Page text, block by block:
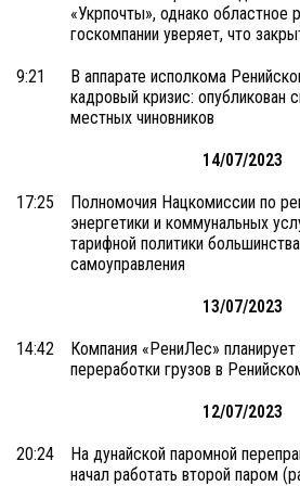
«Укрпочты», однако областное
госкомпании уверяет, что
9:21
В аппарате исполкома
кадровый кризис: опубликован
местных чиновников
14/07/2023
17:25
Полномочия Нацкомиссии по
энергетики и коммунальных
тарифной политики
самоуправления
13/07/2023
14:42
Компания «РениЛес»
переработки грузов в
12/07/2023
20:24
На дунайской паромной
начал работать второй паром